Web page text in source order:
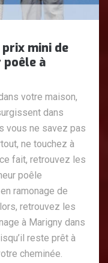
mini de
poêle à
votre maison,
dans
vous ne savez pas
ne touchez à
fait, retrouvez les
poêle
ramonage de
retrouvez les
à Marigny dans
reste prêt à
cheminée.